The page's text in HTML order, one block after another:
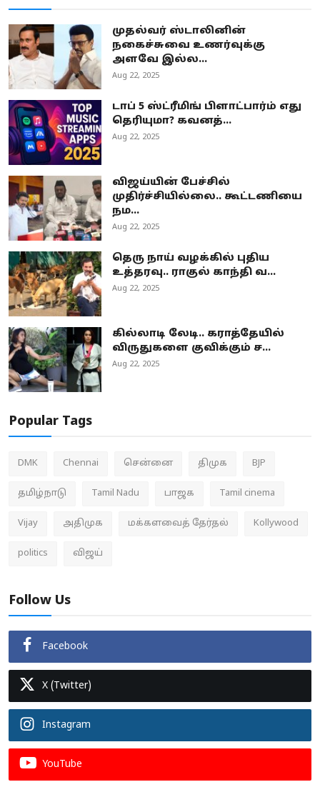
முதல்வர் ஸ்டாலினின்
நகைச்சுவை உணர்வுக்கு
அளவே இல்ல...
Aug 22, 2025
டாப் 5 ஸ்ட்ரீமிங் பிளாட்பார்ம் எது
தெரியுமா? கவனத்...
Aug 22, 2025
விஜய்யின் பேச்சில்
முதிர்ச்சியில்லை.. கூட்டணியை
நம...
Aug 22, 2025
தெரு நாய் வழக்கில் புதிய
உத்தரவு.. ராகுல் காந்தி வ...
Aug 22, 2025
கில்லாடி லேடி.. கராத்தேயில்
விருதுகளை குவிக்கும் ச...
Aug 22, 2025
Popular Tags
DMK Chennai சென்னை திமுக BJP
தமிழ்நாடு Tamil Nadu பாஜக Tamil cinema
Vijay அதிமுக மக்களவைத் தேர்தல் Kollywood
politics விஜய்
Follow Us
Facebook
X (Twitter)
Instagram
YouTube